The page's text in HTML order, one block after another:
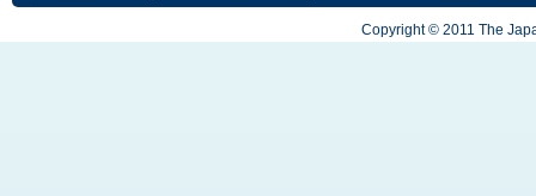
Copyright © 2011 The